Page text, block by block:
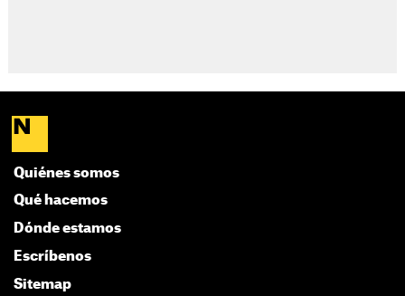
Quiénes somos
Qué hacemos
Dónde estamos
Escríbenos
Sitemap